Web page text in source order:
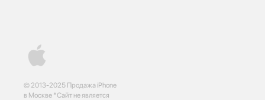
© 2013-2025 Продажа iPhone
в Москве *Сайт не является